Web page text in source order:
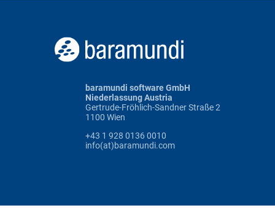
baramundi software GmbH
Niederlassung Austria
Gertrude-Fröhlich-Sandner Straße 2
1100 Wien
+43 1 928 0136 0010
info(at)baramundi.com